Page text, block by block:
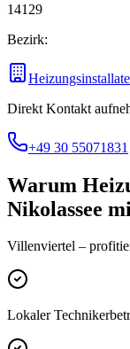
14129
Bezirk:
Direkt Kontakt
+49 30 55071831
Warum
Nikolassee
Villenviertel –
Lokaler